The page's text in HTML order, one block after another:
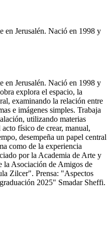
en Jerusalén. Nació en 1998 y
en Jerusalén. Nació en 1998 y
explora el espacio, la
examinando la relación entre
e imágenes simples. Trabaja
utilizando materias
físico de crear, manual,
desempeña un papel central
como de la experiencia
por la Academia de Arte y
la Asociación de Amigos de
Zilcer". Prensa: "Aspectos
2025" Smadar Sheffi.